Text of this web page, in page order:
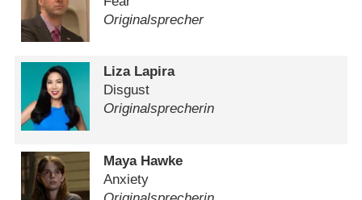
Originalsprecher
Liza Lapira
Disgust
Originalsprecherin
Maya Hawke
Anxiety